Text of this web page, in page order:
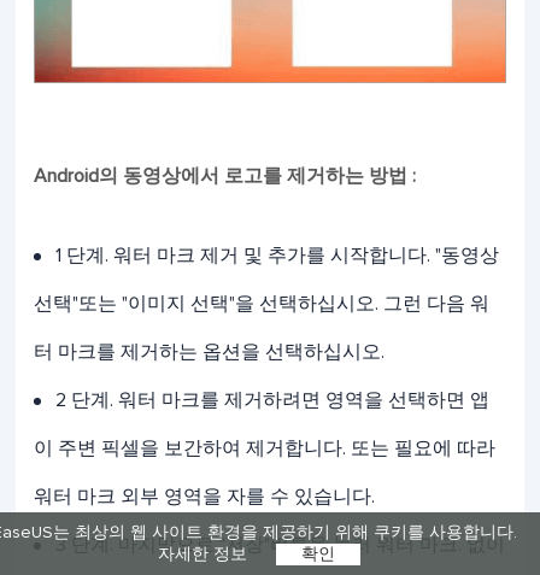
는 최상의 웹 사이트 환경을 제공하기 위해 쿠키를 사용합니다.
자세한 정보
확인
Android의 동영상에서 로고를 제거하는 방법 :
1 단계. 워터 마크 제거 및 추가를 시작합니다. "동영상
선택"또는 "이미지 선택"을 선택하십시오. 그런 다음 워
터 마크를 제거하는 옵션을 선택하십시오.
2 단계. 워터 마크를 제거하려면 영역을 선택하면 앱
이 주변 픽셀을 보간하여 제거합니다. 또는 필요에 따라
워터 마크 외부 영역을 자를 수 있습니다.
3 단계. 마지막으로 "저장"버튼을 눌러 워터 마크. 없이